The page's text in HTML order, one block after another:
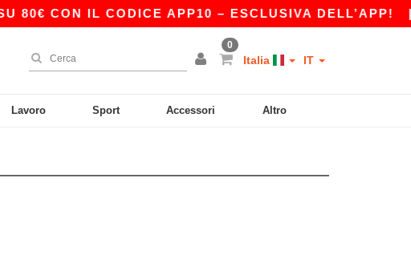
CON IL CODICE APP10 – ESCLUSIVA DELL’APP!|
0
Italia IT
Lavoro Sport Accessori Altro